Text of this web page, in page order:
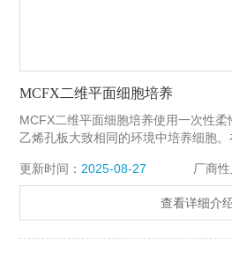
MCFX二维平面细胞培养
MCFX二维平面细胞培养使用一次性
乙烯孔板大致相同的环境中培养细胞
形。孔底具有与玻璃盖玻片相似的光学
的高倍率成像。孔板可以灭菌，并且
进行长期细胞培养。由于其一体机的
更新时间： 2025-08-27 厂商性
查看详细介